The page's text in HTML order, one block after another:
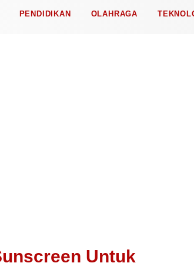
PENDIDIKAN OLAHRAGA
Untuk